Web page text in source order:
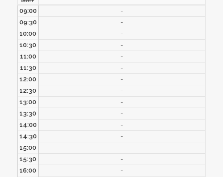
09:00
-
09:30
-
10:00
-
10:30
-
11:00
-
11:30
-
12:00
-
12:30
-
13:00
-
13:30
-
14:00
-
14:30
-
15:00
-
15:30
-
16:00
-